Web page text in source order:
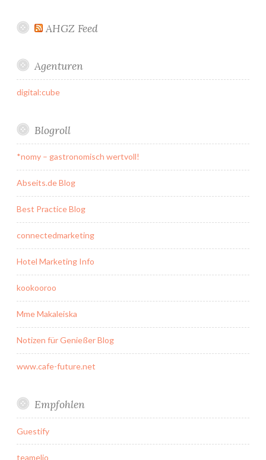
AHGZ Feed
Agenturen
digital:cube
Blogroll
*nomy – gastronomisch wertvoll!
Abseits.de Blog
Best Practice Blog
connectedmarketing
Hotel Marketing Info
kookooroo
Mme Makaleiska
Notizen für Genießer Blog
www.cafe-future.net
Empfohlen
Guestify
teamelio